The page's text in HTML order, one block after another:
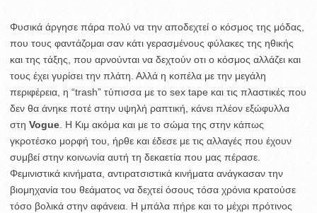
Φυσικά άργησε πάρα πολύ να την αποδεχτεί ο κόσμος της μόδας,
που τους φαντάζομαι σαν κάτι γερασμένους φύλακες της ηθικής
και της τάξης, που αρνούνται να δεχτούν οτι ο κόσμος αλλάζει και
τους έχει γυρίσει την πλάτη. Αλλά η κοπέλα με την μεγάλη
περιφέρεια, η “trash” τύπισσα με το sex tape και τις πλαστικές που
δεν θα άνηκε ποτέ στην υψηλή ραπτική, κάνει πλέον εξώφυλλα
στη Vogue. Η Κιμ ακόμα και με το σώμα της στην κάπως
γκροτέσκο μορφή του, ήρθε και έδεσε με τις αλλαγές που έχουν
συμβεί στην κοινωνία αυτή τη δεκαετία που μας πέρασε.
Φεμινιστικά κινήματα, αντιρατσιστικά κινήματα ανάγκασαν την
βιομηχανία του θεάματος να δεχτεί όσους τόσα χρόνια κρατούσε
τόσο βολικά στην αφάνεια. Η μπάλα πήρε και το μέχρι πρότινος